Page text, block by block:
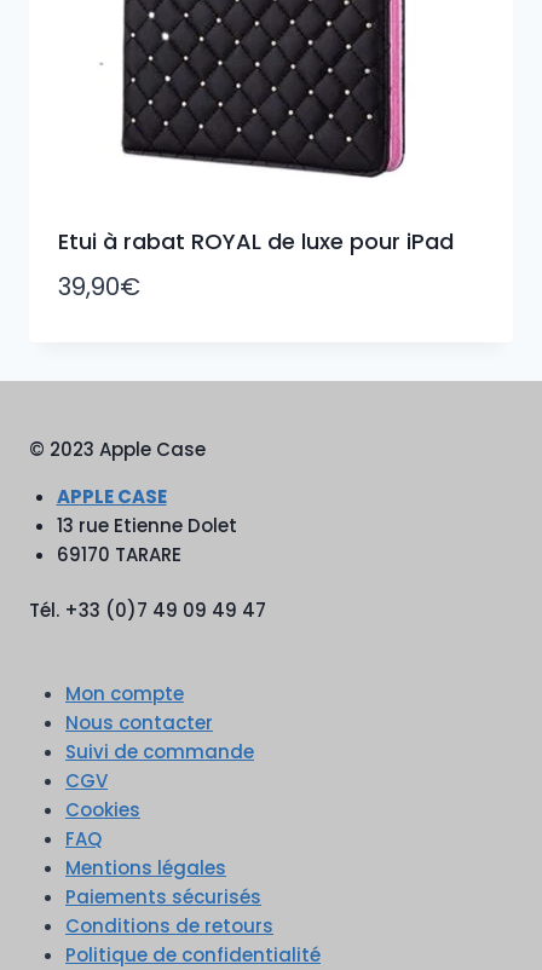
Etui à rabat ROYAL de luxe pour iPad
39,90€
© 2023 Apple Case
APPLE CASE
13 rue Etienne Dolet
69170 TARARE
Tél. +33 (0)7 49 09 49 47
Mon compte
Nous contacter
Suivi de commande
CGV
Cookies
FAQ
Mentions légales
Paiements sécurisés
Conditions de retours
Politique de confidentialité